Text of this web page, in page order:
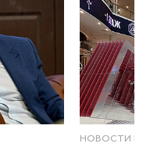
НОВОСТИ